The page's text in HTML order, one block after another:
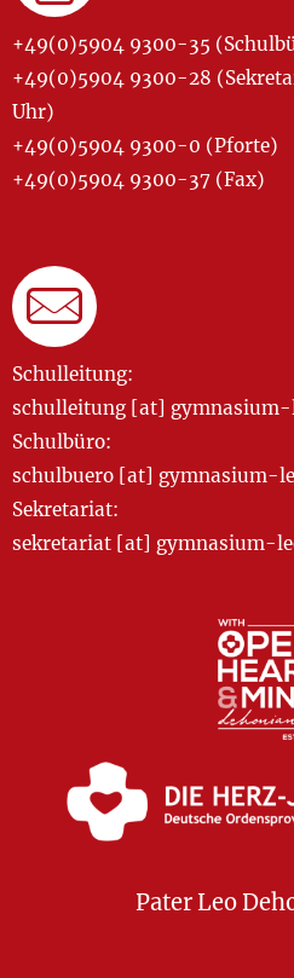
+49(0)5904 9300-35
+49(0)5904 9300-28
Uhr)
+49(0)5904 9300-0 (Pforte)
+49(0)5904 9300-37 (Fax)
Schulleitung:
schulleitung [at]
Schulbüro:
schulbuero [at] gymnasium-
Sekretariat:
sekretariat [at] gymnasium-
Pater Leo